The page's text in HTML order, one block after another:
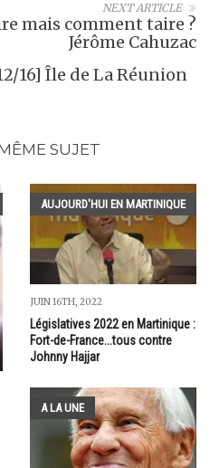
NEXT ARTICLE
mais comment taire ?
Jérôme Cahuzac
16] Île de La Réunion
SUJET
AUJOURD'HUI EN MARTINIQUE
JUIN 16TH, 2022
Législatives 2022 en Martinique :
Fort-de-France...tous contre
Johnny Hajjar
A LA UNE